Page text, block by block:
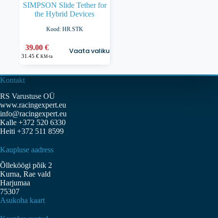
SIMPSON Slide Tether for
the Hybrid Devices
Kood: HR.STK
39.00€
31.45€ KM-ta
Vaata valikuid
Sellel
tootel
varianti.
saab
teha
tootelehel.
Kontakt
RS Varustuse OÜ
www.racingexpert.eu
info@racingexpert.eu
Kalle +372 520 6330
Heiti +372 511 8599
Kaupluse aadress
Õlleköögi põik 2
Kurna, Rae vald
Harjumaa
75307
Asukoha kaart